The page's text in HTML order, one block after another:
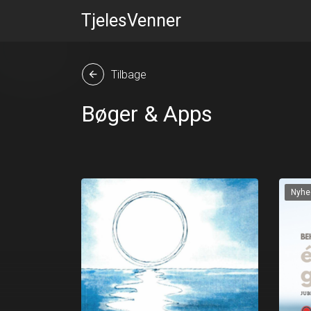
TjelesVenner
arrow_back Tilbage
Bøger & Apps